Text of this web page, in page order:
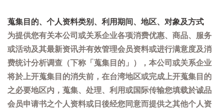
蒐集目的、个人资料类别、利用期间、地区、对象及方式
为提供您有关本公司或关系企业各项消费优惠、商品、服务
或活动及其最新资讯并有效管理会员资料或进行满意度及消
费统计分析调查（下称「蒐集目的」），本公司或关系企业
将於上开蒐集目的消失前，在台湾地区或完成上开蒐集目的
之必要地区内，蒐集、处理、利用或国际传输您填载於诚品
会员申请书之个人资料或日後经您同意而提供之其他个人资